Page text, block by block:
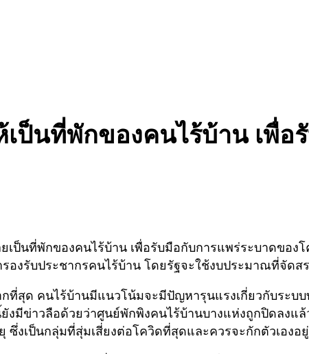
เป็นที่พักของคนไร้บ้าน เพื่อ
เป็นที่พักของคนไร้บ้าน เพื่อรับมือกับการแพร่ระบาดขอ
องรับประชากรคนไร้บ้าน โดยรัฐจะใช้งบประมาณที่จัด
ที่สุด คนไร้บ้านมีแนวโน้มจะมีปัญหารุนแรงเกี่ยวกับระบ
งมีข่าวลือด้วยว่าศูนย์พักพิงคนไร้บ้านบางแห่งถูกปิดลงแ
ซึ่งเป็นกลุ่มที่สุ่มเสี่ยงต่อโควิดที่สุดและควรจะกักตัวเอง